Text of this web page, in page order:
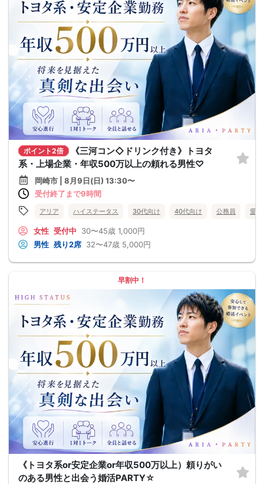
ポイント2倍
《三河コン◇ドリンク付き》トヨタ
系・上場企業・年収500万以上の頼れる男性♡
岡崎市 | 8月9日(日) 13:30〜
受付終了まで9時間
アリア ハイステータス 30代向け 40代向け 公務員 愛
女性 受付中 30〜45歳 1,000円
男性 残り2席 32〜47歳 5,000円
早割中！
《トヨタ系or安定企業or年収500万以上）頼りがい
のある男性と出会う婚活PARTY☆